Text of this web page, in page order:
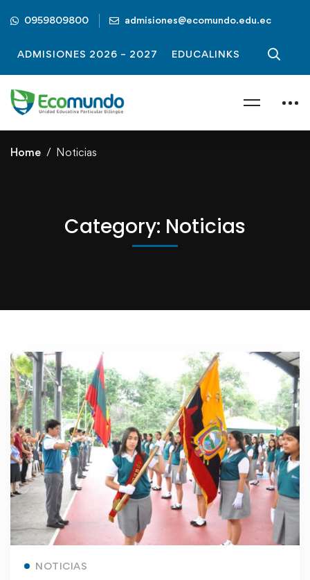
0959809800 admisiones@ecomundo.edu.ec
ADMISIONES 2026 – 2027 EDUCALINKS
Home Noticias
Category: Noticias
NOTICIAS